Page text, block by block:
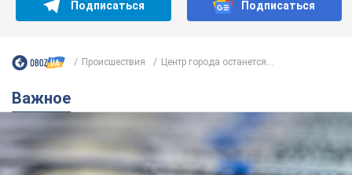
Подписаться Подписаться
Происшествия Центр города останется...
Важное